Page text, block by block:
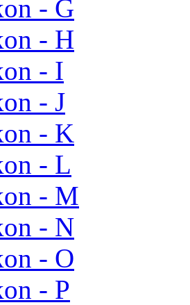
- G
- H
- I
- J
- K
- L
- M
- N
- O
- P